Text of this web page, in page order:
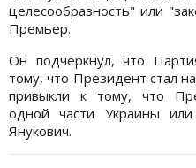
целесообразность" или
Премьер.
Он подчеркнул, что
тому, что Президент стал
привыкли к тому, что
одной части Украины
Янукович.